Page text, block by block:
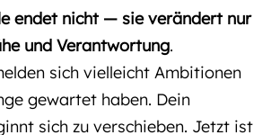
endet nicht — sie verändert nur
und Verantwortung.
sich vielleicht Ambitionen
gewartet haben. Dein
sich zu verschieben. Jetzt ist